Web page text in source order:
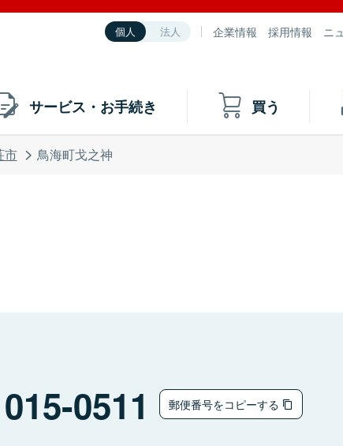
個人 法人 企業情報 採用情報 ニ
サービス・お手続き 買う
市 鳥海町戈之神
015-0511 郵便番号をコピーする